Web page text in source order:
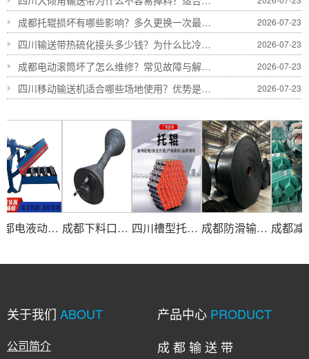
成都托辊损坏有哪些影响？多久更换一次最合适 2026-07-23
四川输送带热硫化接头多少钱？为什么比冷粘更耐用 2026-07-23
成都电动滚筒坏了怎么维修？常见故障与解决方法 2026-07-23
四川移动输送机适合哪些场地使用？优势是什么 2026-07-23
成都电液动犁式卸料器四川单侧双侧犁式砂石分料卸煤器厂家 成都下料口滚筒|四川破碎给料机滚筒|喇叭头滚筒-成都恒业输送业 四川槽型托辊 成都喇叭头缓冲托辊-恒业输送业有限公司 成都防滑输送带|四川花纹输送带|凸人字输送带-恒业输送业有限公司
关于我们 ABOUT
公司简介
产品中心 PRODUCT
成 都 输 送 带